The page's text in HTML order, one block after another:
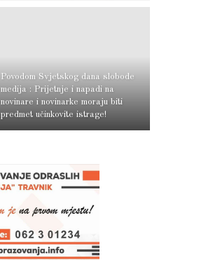
Povodom Svjetskog dana slobode
medija : Prijetnje i napadi na
novinare i novinarke moraju biti
predmet učinkovite istrage!